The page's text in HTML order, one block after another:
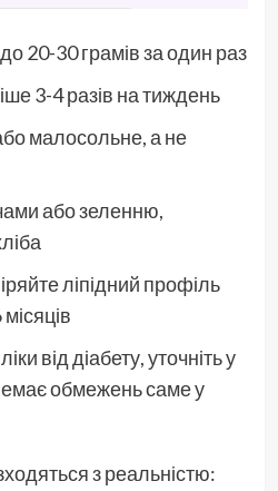
20-30 грамів за один раз
3-4 разів на тиждень
малосольне, а не
або зеленню,
ліпідний профіль
від діабету, уточніть у
обмежень саме у
з реальністю: